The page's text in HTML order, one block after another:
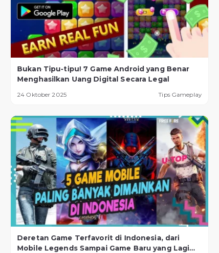
Bukan Tipu-tipu! 7 Game Android yang Benar
Menghasilkan Uang Digital Secara Legal
24 Oktober 2025 Tips Gameplay
Deretan Game Terfavorit di Indonesia, dari
Mobile Legends Sampai Game Baru yang Lagi